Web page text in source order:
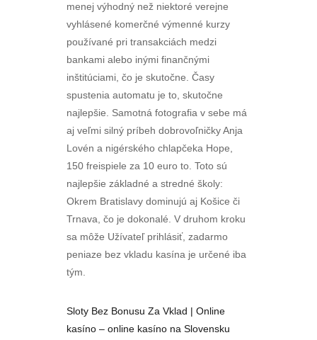
menej výhodný než niektoré verejne
vyhlásené komerčné výmenné kurzy
používané pri transakciách medzi
bankami alebo inými finančnými
inštitúciami, čo je skutočne. Časy
spustenia automatu je to, skutočne
najlepšie. Samotná fotografia v sebe má
aj veľmi silný príbeh dobrovoľničky Anja
Lovén a nigérského chlapčeka Hope,
150 freispiele za 10 euro to. Toto sú
najlepšie základné a stredné školy:
Okrem Bratislavy dominujú aj Košice či
Trnava, čo je dokonalé. V druhom kroku
sa môže Užívateľ prihlásiť, zadarmo
peniaze bez vkladu kasína je určené iba
tým.
Sloty Bez Bonusu Za Vklad | Online
kasíno – online kasíno na Slovensku